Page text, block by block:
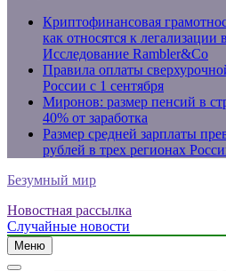
Криптофинансовая
как относятся к
Исследование Rambler&Co
Правила оплаты
России с 1 сентября
Миронов: размер пенсий в
40% от заработка
Размер средней зарплаты
рублей в трех регионах
Безумный мир
Новостная рассылка
Случайные новости
Меню